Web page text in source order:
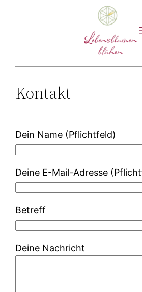
Kontakt
Dein Name (Pflichtfeld)
Deine E-Mail-Adresse
Betreff
Deine Nachricht